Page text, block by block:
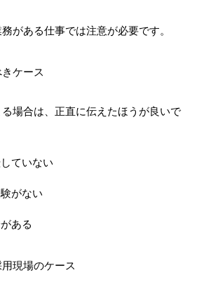
がある仕事では注意が必要です。
ケース
場合は、正直に伝えたほうが良いで
ていない
がない
ある
現場のケース